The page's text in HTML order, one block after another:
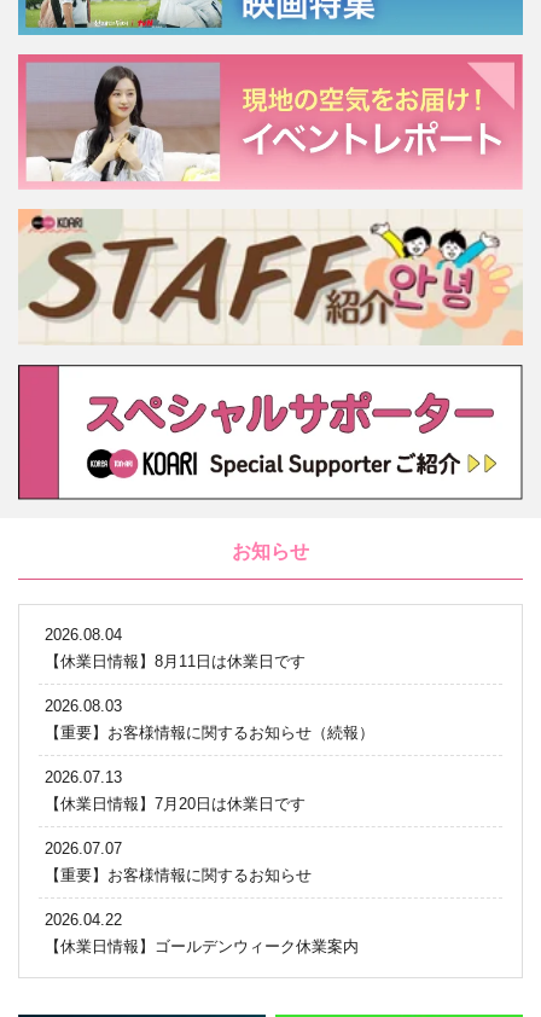
お知らせ
2026.08.04
【休業日情報】8月11日は休業日です
2026.08.03
【重要】お客様情報に関するお知らせ（続報）
2026.07.13
【休業日情報】7月20日は休業日です
2026.07.07
【重要】お客様情報に関するお知らせ
2026.04.22
【休業日情報】ゴールデンウィーク休業案内